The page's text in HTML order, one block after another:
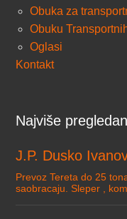
Obuka za
Obuku
Oglasi
Kontakt
Najviše
J.P. Dusko
Prevoz Tereta do 25
saobracaju. Sleper ,